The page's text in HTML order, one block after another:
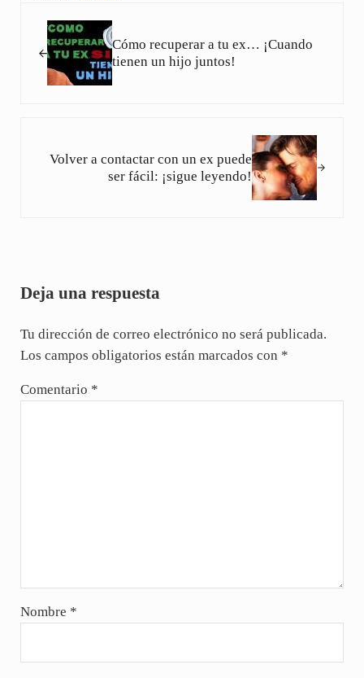
Cómo recuperar a tu ex… ¡Cuando
tienen un hijo juntos!
Volver a contactar con un ex puede
ser fácil: ¡sigue leyendo!
Deja una respuesta
Tu dirección de correo electrónico no será publicada.
Los campos obligatorios están marcados con *
Comentario *
Nombre *